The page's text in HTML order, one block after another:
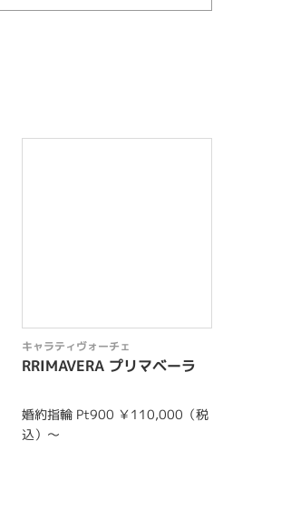
キャラティヴォーチェ
RRIMAVERA プリマベーラ
婚約指輪 Pt900 ￥110,000（税
込）～